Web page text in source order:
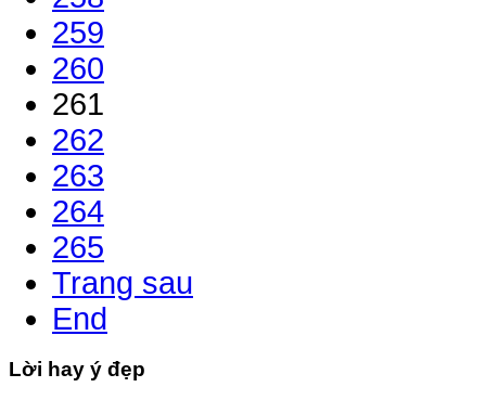
259
260
261
262
263
264
265
Trang sau
End
Lời hay ý đẹp